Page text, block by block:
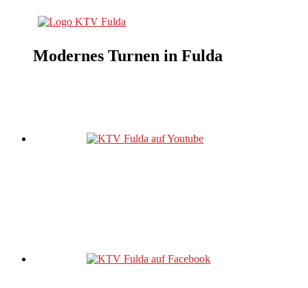
Modernes Turnen in Fulda